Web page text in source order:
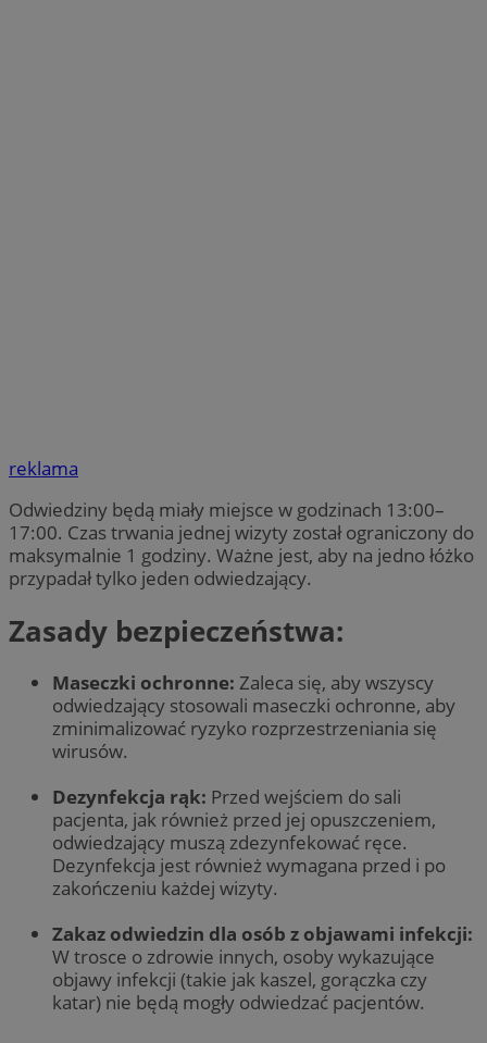
reklama
Odwiedziny będą miały miejsce w godzinach 13:00–
17:00. Czas trwania jednej wizyty został ograniczony do
maksymalnie 1 godziny. Ważne jest, aby na jedno łóżko
przypadał tylko jeden odwiedzający.
Zasady bezpieczeństwa:
Maseczki ochronne: Zaleca się, aby wszyscy
odwiedzający stosowali maseczki ochronne, aby
zminimalizować ryzyko rozprzestrzeniania się
wirusów.
Dezynfekcja rąk: Przed wejściem do sali
pacjenta, jak również przed jej opuszczeniem,
odwiedzający muszą zdezynfekować ręce.
Dezynfekcja jest również wymagana przed i po
zakończeniu każdej wizyty.
Zakaz odwiedzin dla osób z objawami infekcji:
W trosce o zdrowie innych, osoby wykazujące
objawy infekcji (takie jak kaszel, gorączka czy
katar) nie będą mogły odwiedzać pacjentów.